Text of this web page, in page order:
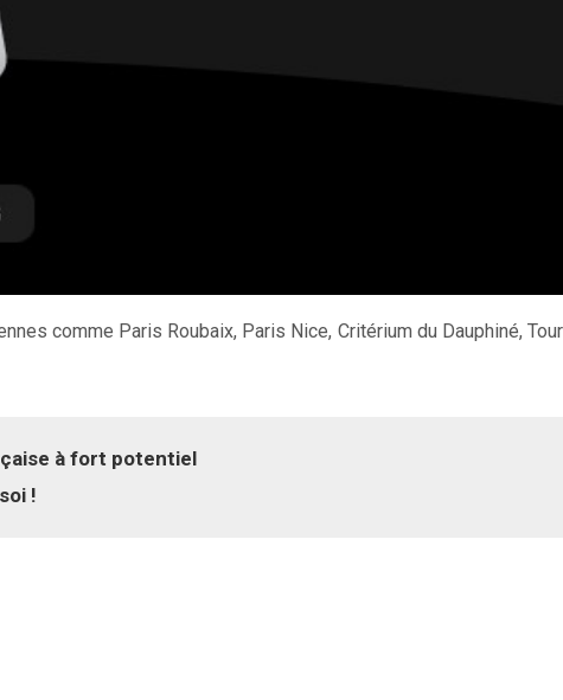
comme Paris Roubaix, Paris Nice, Critérium du Dauphiné, Tour
à fort potentiel
!